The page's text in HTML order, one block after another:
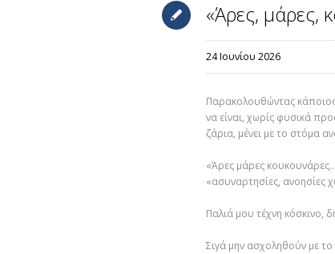
«Άρες, μάρες,
24 Ιουνίου 2026
Παρακολουθώντας κάποιος
να είναι, χωρίς φυσικά
ζάρια, μένει με το στόμα
«Άρες μάρες
«ασυναρτησίες, ανοησίες
Παλιά μου τέχνη κόσκινο,
Σιγά μην ασχοληθούν με